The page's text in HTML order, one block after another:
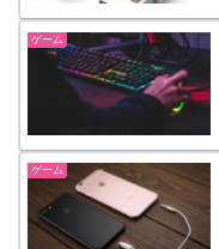
ゲーム
ゲーム